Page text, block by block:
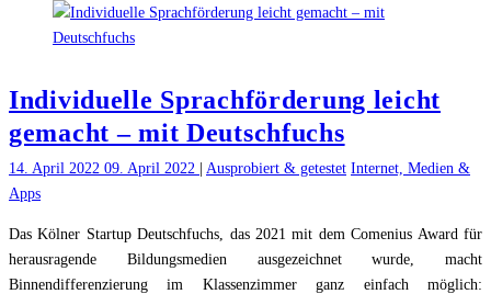
Individuelle Sprachförderung leicht
gemacht – mit Deutschfuchs
14. April 2022 09. April 2022 Ausprobiert & getestet Internet, Medien &
Apps
Das Kölner Startup Deutschfuchs, das 2021 mit dem Comenius Award für
herausragende Bildungsmedien ausgezeichnet wurde, macht
Binnendifferenzierung im Klassenzimmer ganz einfach möglich: